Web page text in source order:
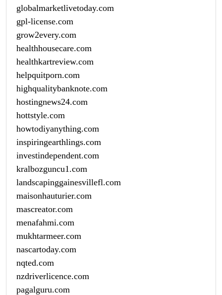
globalmarketlivetoday.com
gpl-license.com
grow2every.com
healthhousecare.com
healthkartreview.com
helpquitporn.com
highqualitybanknote.com
hostingnews24.com
hottstyle.com
howtodiyanything.com
inspiringearthlings.com
investindependent.com
kralbozguncu1.com
landscapinggainesvillefl.com
maisonhauturier.com
mascreator.com
menafahmi.com
mukhtarmeer.com
nascartoday.com
nqted.com
nzdriverlicence.com
pagalguru.com